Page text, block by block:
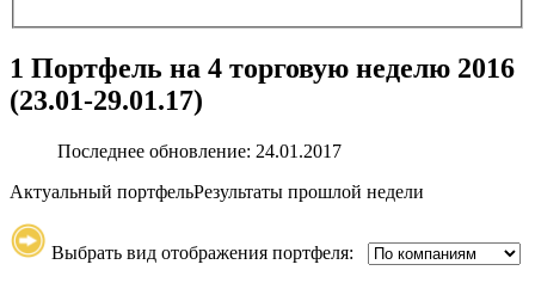
1 Портфель на 4 торговую неделю 2016
(23.01-29.01.17)
Последнее обновление: 24.01.2017
Актуальный портфельРезультаты прошлой недели
Выбрать вид отображения портфеля: